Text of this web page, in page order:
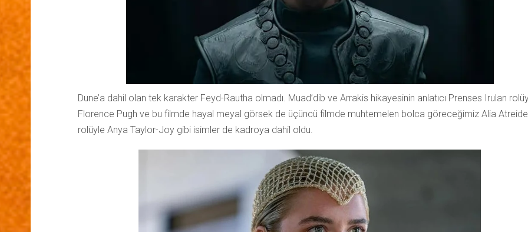
Dune’a dahil olan tek karakter Feyd-Rautha olmadı. Muad’dib ve Arrakis hikayesinin anlatıcı Prenses Irulan
Florence Pugh ve bu filmde hayal meyal görsek de üçüncü filmde muhtemelen bolca göreceğimiz Alia
rolüyle Anya Taylor-Joy gibi isimler de kadroya dahil oldu.